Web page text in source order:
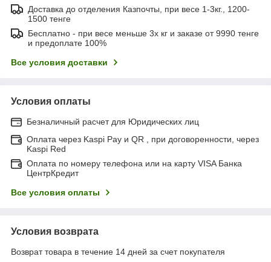
Доставка до отделения Казпочты, при весе 1-3кг., 1200-
1500 тенге
Бесплатно - при весе меньше 3х кг и заказе от 9990 тенге
и предоплате 100%
Все условия доставки
Условия оплаты
Безналичный расчет для Юридических лиц
Оплата через Kaspi Pay и QR , при договоренности, через
Kaspi Red
Оплата по номеру телефона или на карту VISA Банка
ЦентрКредит
Все условия оплаты
Условия возврата
Возврат товара в течение 14 дней за счет покупателя